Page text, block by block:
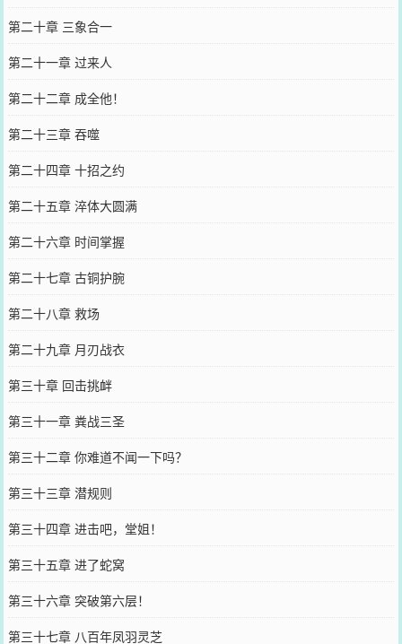
第二十章 三象合一
第二十一章 过来人
第二十二章 成全他！
第二十三章 吞噬
第二十四章 十招之约
第二十五章 淬体大圆满
第二十六章 时间掌握
第二十七章 古铜护腕
第二十八章 救场
第二十九章 月刃战衣
第三十章 回击挑衅
第三十一章 粪战三圣
第三十二章 你难道不闻一下吗？
第三十三章 潜规则
第三十四章 进击吧，堂姐！
第三十五章 进了蛇窝
第三十六章 突破第六层！
第三十七章 八百年凤羽灵芝